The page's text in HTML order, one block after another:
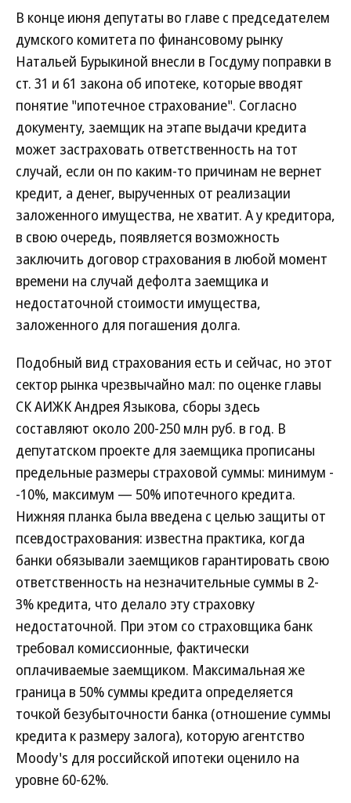
В конце июня депутаты во главе с председателем
думского комитета по финансовому рынку
Натальей Бурыкиной внесли в Госдуму поправки в
ст. 31 и 61 закона об ипотеке, которые вводят
понятие "ипотечное страхование". Согласно
документу, заемщик на этапе выдачи кредита
может застраховать ответственность на тот
случай, если он по каким-то причинам не вернет
кредит, а денег, вырученных от реализации
заложенного имущества, не хватит. А у кредитора,
в свою очередь, появляется возможность
заключить договор страхования в любой момент
времени на случай дефолта заемщика и
недостаточной стоимости имущества,
заложенного для погашения долга.
Подобный вид страхования есть и сейчас, но этот
сектор рынка чрезвычайно мал: по оценке главы
СК АИЖК Андрея Языкова, сборы здесь
составляют около 200-250 млн руб. в год. В
депутатском проекте для заемщика прописаны
предельные размеры страховой суммы: минимум -
-10%, максимум — 50% ипотечного кредита.
Нижняя планка была введена с целью защиты от
псевдострахования: известна практика, когда
банки обязывали заемщиков гарантировать свою
ответственность на незначительные суммы в 2-
3% кредита, что делало эту страховку
недостаточной. При этом со страховщика банк
требовал комиссионные, фактически
оплачиваемые заемщиком. Максимальная же
граница в 50% суммы кредита определяется
точкой безубыточности банка (отношение суммы
кредита к размеру залога), которую агентство
Moody's для российской ипотеки оценило на
уровне 60-62%.